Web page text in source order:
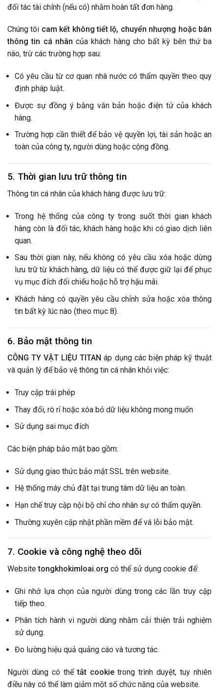
đối tác tài chính (nếu có) nhằm hoàn tất đơn hàng.
Chúng tôi cam kết không tiết lộ, chuyển nhượng hoặc bán
thông tin cá nhân của khách hàng cho bất kỳ bên thứ ba
nào, trừ các trường hợp sau:
Có yêu cầu từ cơ quan nhà nước có thẩm quyền theo quy
định pháp luật.
Được sự đồng ý bằng văn bản hoặc điện tử của khách
hàng.
Trường hợp cần thiết để bảo vệ quyền lợi, tài sản hoặc an
toàn của công ty, người dùng hoặc cộng đồng.
5. Thời gian lưu trữ thông tin
Thông tin cá nhân của khách hàng được lưu trữ:
Trong hệ thống của công ty trong suốt thời gian khách
hàng còn là đối tác, khách hàng hoặc khi có giao dịch liên
quan.
Sau thời gian này, nếu không có yêu cầu xóa hoặc dừng
lưu trữ từ khách hàng, dữ liệu có thể được giữ lại để phục
vụ mục đích đối chiếu hoặc hỗ trợ hậu mãi.
Khách hàng có quyền yêu cầu chỉnh sửa hoặc xóa thông
tin bất kỳ lúc nào (theo mục 8).
6. Bảo mật thông tin
CÔNG TY VẬT LIỆU TITAN áp dụng các biện pháp kỹ thuật
và quản lý để bảo vệ thông tin cá nhân khỏi việc:
Truy cập trái phép
Thay đổi, rò rỉ hoặc xóa bỏ dữ liệu không mong muốn
Sử dụng sai mục đích
Các biện pháp bảo mật bao gồm:
Sử dụng giao thức bảo mật SSL trên website.
Hệ thống máy chủ đặt tại trung tâm dữ liệu an toàn.
Hạn chế truy cập nội bộ chỉ cho nhân sự có thẩm quyền.
Thường xuyên cập nhật phần mềm để vá lỗi bảo mật.
7. Cookie và công nghệ theo dõi
Websitetongkhokimloai.org có thể sử dụng cookie để:
Ghi nhớ lựa chọn của người dùng trong các lần truy cập
tiếp theo.
Phân tích hành vi người dùng nhằm cải thiện trải nghiệm
sử dụng.
Đo lường hiệu quả quảng cáo và tương tác.
Người dùng có thểtắt cookietrong trình duyệt, tuy nhiên
điều này có thể làm giảm một số chức năng của website.